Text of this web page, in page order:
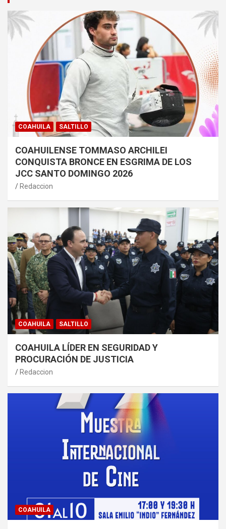
COAHUILA SALTILLO
COAHUILENSE TOMMASO ARCHILEI
CONQUISTA BRONCE EN ESGRIMA DE LOS
JCC SANTO DOMINGO 2026
Redaccion
COAHUILA SALTILLO
COAHUILA LÍDER EN SEGURIDAD Y
PROCURACIÓN DE JUSTICIA
Redaccion
COAHUILA